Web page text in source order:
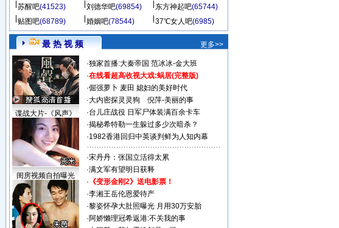
苏醒吧(41523) 刘德华吧(69854) 东方神起吧(65744)
贴图吧(68789) 婚姻吧(78544) 37℃女人吧(6985)
最 热 视 频 更多>>
谍战大片-《风声》
闺房视频自拍曝光
·独家首播:大秦帝国 范冰冰-金大班
·在线看超高收视大戏:蜗居(完整版)
·倔强萝卜 麦田 媳妇的美好时代
·大内密探灵灵狗
倪萍-美丽的事
·台儿庄战役 日军尸体装满百余卡车
·揭秘希特勒一生躲过多少次暗杀？
·1982香港回归中英谈判鲜为人知内幕
·宋丹丹：张国立活得太累
·满文军有望明日获释
· 《变形金刚2》送电影票！
·李湘王岳伦恩爱待产
·黎姿怀孕大肚照曝光 月用30万安胎
·阿娇懒理冠希返港:不关我的事